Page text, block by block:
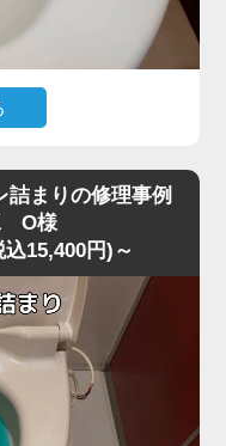
ことがあります。
詰まりの核心部分へ
いました。
かるため、内部の抵
した。
逆流・異音・水位の
用できる状態に復
トペーパーは2～3回
に使わない」など正
見えても、便器内部
ポンプのような専門
、トイレが完全に詰ま
した。
がしっかりと引っ掛
奥で固く詰まってい
ートが普及していま
ど水に溶けにくく、
ブルが増えていま
まりの修理事例
O様
15,400円)～